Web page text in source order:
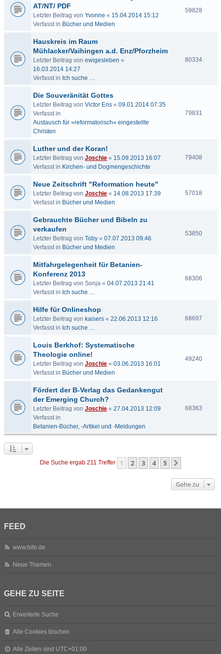
AT/NT/ PDF
Letzter Beitrag von Yvonne « 15.04.2014 15:12
Verfasst in Bücher und Medien
59828
Hauskreis im Raum
Mühlacker/Vaihingen a.d. Enz/Pforzheim
Letzter Beitrag von ewigesleben «
16.03.2014 14:27
Verfasst in Ich suche …
80334
Die Souveränität Gottes
Letzter Beitrag von Victor Ens « 09.01.2014 07:35
Verfasst in
Austausch für »reformatorisch« eingestellte
Christen
79831
Luther und der Koran!
Letzter Beitrag von Joschie « 15.09.2013 16:07
Verfasst in Kirchen- und Dogmengeschichte
79408
Neue Zeitschrift "Reformation heute"
Letzter Beitrag von Joschie « 14.08.2013 17:39
Verfasst in Bücher und Medien
57018
Gebrauchte Bücher und Bibeln zu
verkaufen
Letzter Beitrag von Toby « 07.07.2013 09:46
Verfasst in Bücher und Medien
53850
Mitfahrgelegenheit für Betanien-
Konferenz 2013
Letzter Beitrag von Sonja « 04.07.2013 21:41
Verfasst in Ich suche …
68306
Hilfe für Onlineshop
Letzter Beitrag von kaisers « 22.06.2013 12:16
Verfasst in Ich suche …
68697
Louis Berkhof: Systematische
Theologie online!
Letzter Beitrag von Joschie « 03.06.2013 16:01
Verfasst in Bücher und Medien
49240
Fördert der B-Verlag das Gedankengut
der Emerging Church?
Letzter Beitrag von Joschie « 27.04.2013 12:09
Verfasst in
Betanien-Bücher, -Artikel und -Meldungen
68363
Die Suche ergab 211 Treffer 1 2 3 4 5
Gehe zu
FEED
www.bifo.de
Neue Themen
GEHE ZU SEITE
Erweiterte Suche
Alle Cookies löschen
Alle Zeiten sind UTC+01:00